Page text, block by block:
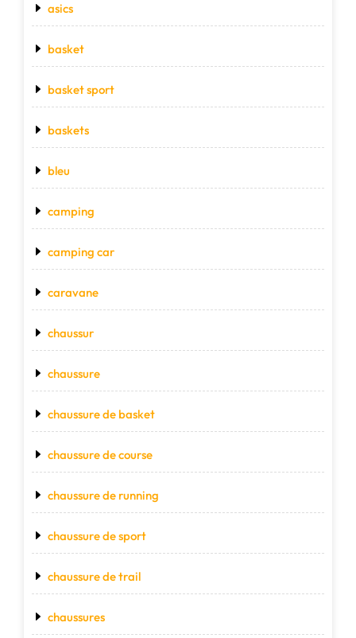
asics
basket
basket sport
baskets
bleu
camping
camping car
caravane
chaussur
chaussure
chaussure de basket
chaussure de course
chaussure de running
chaussure de sport
chaussure de trail
chaussures